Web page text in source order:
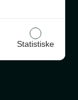
Statistiske